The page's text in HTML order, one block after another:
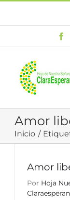
Amor
Inicio
Amor
Por Hoja